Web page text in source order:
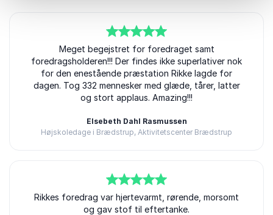
ud af5
Meget begejstret for foredraget samt
foredragsholderen!!! Der findes ikke superlativer nok
for den enestående præstation Rikke lagde for
dagen. Tog 332 mennesker med glæde, tårer, latter
og stort applaus. Amazing!!!
Elsebeth Dahl Rasmussen
Højskoledage i Brædstrup, Aktivitetscenter Brædstrup
ud af5
Rikkes foredrag var hjertevarmt, rørende, morsomt
og gav stof til eftertanke.